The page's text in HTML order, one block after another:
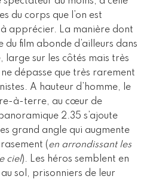
du corps que l’on est
apprécier. La manière dont
du film abonde d’ailleurs dans
large sur les côtés mais très
dépasse que très rarement
A hauteur d’homme, le
à-terre, au cœur de
2.35 s’ajoute
grand angle qui augmente
(en arrondissant les
ciel). Les héros semblent en
sol, prisonniers de leur